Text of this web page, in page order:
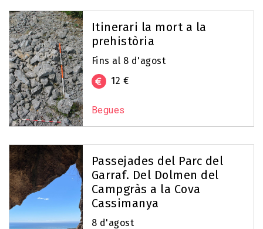
Itinerari la mort a la
prehistòria
Fins al 8 d'agost
12 €
Begues
Passejades del Parc del
Garraf. Del Dolmen del
Campgràs a la Cova
Cassimanya
8 d'agost